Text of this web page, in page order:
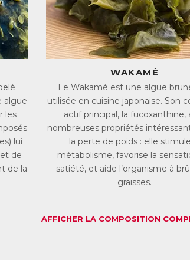
déséquilibre entre apports et dépenses
qu’une consommation excessive de nourriture,
favorise la prise de poids.
C’est aussi le cas lorsque le métabolisme est
repos, nécessaire à son fonctionnement mais aussi à
les réserves de graisse : on parle de thermogenèse.
Pour perdre du poids, l’objectif est bien sûr de
L’organisme accumule sans cesse des toxines. En
alors du mal à fonctionner correctement, ce qui
algue
les
lui
de
de la
WAKAMÉ
Le Wakamé est une algue
utilisée en cuisine japonaise. Son
actif principal, la fucoxanthine,
nombreuses propriétés
la perte de poids : elle
métabolisme, favorise la
satiété, et aide l’organisme à
graisses.
AFFICHER LA COMPOSITION